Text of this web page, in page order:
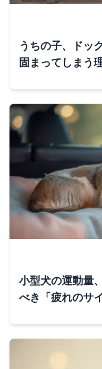
うちの子、ドッ
固まってしまう
小型犬の運動量
べき「疲れのサ